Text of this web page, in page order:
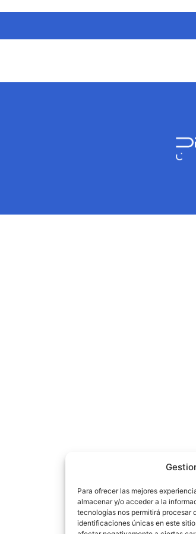
Para ofrecer las mejores
almacenar y/o acceder a la
tecnologías nos permitirá procesar
identificaciones únicas en este